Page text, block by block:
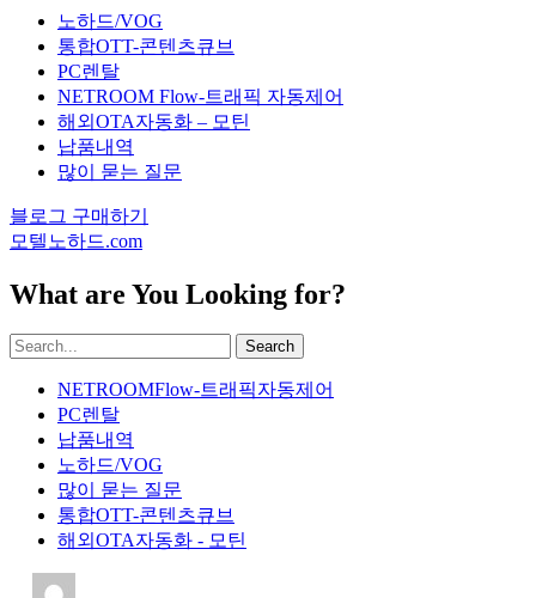
노하드/VOG
통합OTT-콘텐츠큐브
PC렌탈
NETROOM Flow-트래픽 자동제어
해외OTA자동화 – 모틴
납품내역
많이 묻는 질문
블로그 구매하기
모텔노하드.com
What are You Looking for?
Search
NETROOMFlow-트래픽자동제어
PC렌탈
납품내역
노하드/VOG
많이 묻는 질문
통합OTT-콘텐츠큐브
해외OTA자동화 - 모틴